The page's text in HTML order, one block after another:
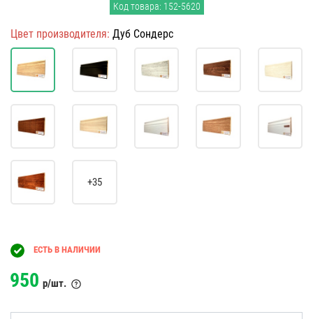
Код товара: 152-5620
Цвет производителя: Дуб Сондерс
+35
ЕСТЬ В НАЛИЧИИ
950 р/шт.